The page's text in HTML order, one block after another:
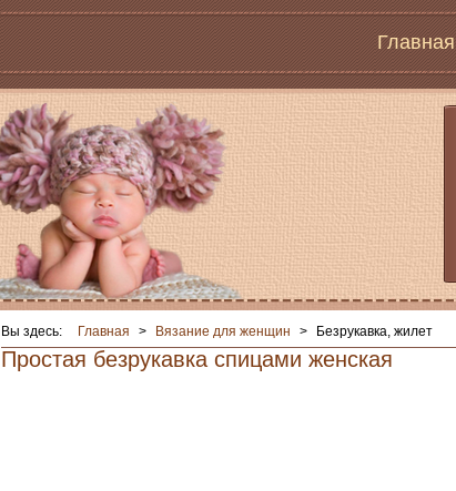
Главная
Вы здесь: Главная > Вязание для женщин > Безрукавка, жилет
Простая безрукавка спицами женская